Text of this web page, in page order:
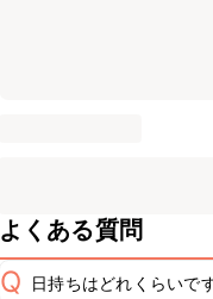
よくある質問
Q 日持ちはどれくらいで